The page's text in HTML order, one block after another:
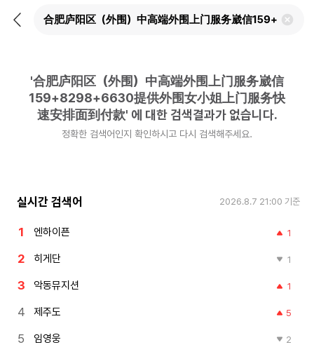
뒤
검
'合肥庐阳区（外围）中高端外围上门服务崴信
159+8298+6630提供外围女小姐上门服务快
速安排面到付款' 에 대한 검색결과가 없습니다.
정확한 검색어인지 확인하시고 다시 검색해주세요.
실시간 검색어 2026.8.7 21:00 기준
엔하이픈 1
히게단 1
악동뮤지션 1
제주도 5
임영웅 2